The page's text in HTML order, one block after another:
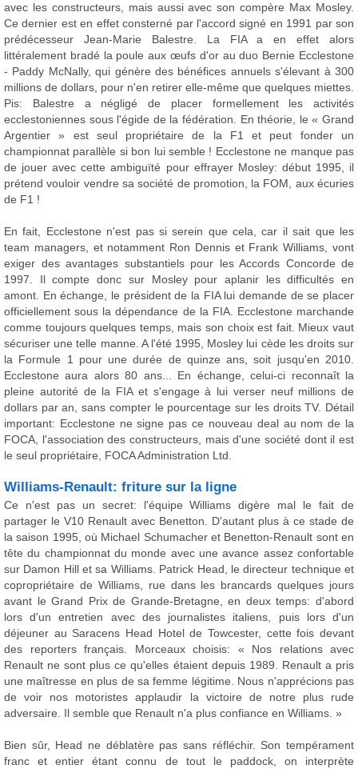
avec les constructeurs, mais aussi avec son compère Max Mosley.
Ce dernier est en effet consterné par l'accord signé en 1991 par son
prédécesseur Jean-Marie Balestre. La FIA a en effet alors
littéralement bradé la poule aux œufs d'or au duo Bernie Ecclestone
- Paddy McNally, qui génère des bénéfices annuels s'élevant à 300
millions de dollars, pour n'en retirer elle-même que quelques miettes.
Pis: Balestre a négligé de placer formellement les activités
ecclestoniennes sous l'égide de la fédération. En théorie, le « Grand
Argentier » est seul propriétaire de la F1 et peut fonder un
championnat parallèle si bon lui semble ! Ecclestone ne manque pas
de jouer avec cette ambiguïté pour effrayer Mosley: début 1995, il
prétend vouloir vendre sa société de promotion, la FOM, aux écuries
de F1 !
En fait, Ecclestone n'est pas si serein que cela, car il sait que les
team managers, et notamment Ron Dennis et Frank Williams, vont
exiger des avantages substantiels pour les Accords Concorde de
1997. Il compte donc sur Mosley pour aplanir les difficultés en
amont. En échange, le président de la FIA lui demande de se placer
officiellement sous la dépendance de la FIA. Ecclestone marchande
comme toujours quelques temps, mais son choix est fait. Mieux vaut
sécuriser une telle manne. A l'été 1995, Mosley lui cède les droits sur
la Formule 1 pour une durée de quinze ans, soit jusqu'en 2010.
Ecclestone aura alors 80 ans... En échange, celui-ci reconnaît la
pleine autorité de la FIA et s'engage à lui verser neuf millions de
dollars par an, sans compter le pourcentage sur les droits TV. Détail
important: Ecclestone ne signe pas ce nouveau deal au nom de la
FOCA, l'association des constructeurs, mais d'une société dont il est
le seul propriétaire, FOCA Administration Ltd.
Williams-Renault: friture sur la ligne
Ce n'est pas un secret: l'équipe Williams digère mal le fait de
partager le V10 Renault avec Benetton. D'autant plus à ce stade de
la saison 1995, où Michael Schumacher et Benetton-Renault sont en
tête du championnat du monde avec une avance assez confortable
sur Damon Hill et sa Williams. Patrick Head, le directeur technique et
copropriétaire de Williams, rue dans les brancards quelques jours
avant le Grand Prix de Grande-Bretagne, en deux temps: d'abord
lors d'un entretien avec des journalistes italiens, puis lors d'un
déjeuner au Saracens Head Hotel de Towcester, cette fois devant
des reporters français. Morceaux choisis: « Nos relations avec
Renault ne sont plus ce qu'elles étaient depuis 1989. Renault a pris
une maîtresse en plus de sa femme légitime. Nous n'apprécions pas
de voir nos motoristes applaudir la victoire de notre plus rude
adversaire. Il semble que Renault n'a plus confiance en Williams. »
Bien sûr, Head ne déblatère pas sans réfléchir. Son tempérament
franc et entier étant connu de tout le paddock, on interprète